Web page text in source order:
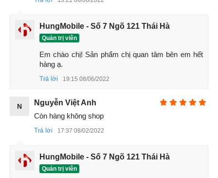
thì Realme đã tích hợp cho Realme X camera thò thụt được
nâng hạ nhờ vào động cơ.
Realme hứa hẹn cơ chế này có tuổi thọ hoạt động ít nhất là
200.000 lần được tính toán tương ứng với 2 năm sử dụng.
HungMobile - Số 7 Ngõ 121 Thái Hà
Quản trị viên
Em chào chị! Sản phẩm chị quan tâm bên em hết
hàng ạ.
Trả lời 19:15 08/06/2022
N
Nguyễn Việt Anh
Còn hàng không shop
Trả lời 17:37 08/02/2022
HungMobile - Số 7 Ngõ 121 Thái Hà
Quản trị viên